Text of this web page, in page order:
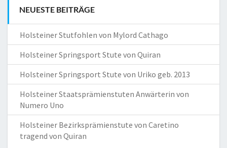
NEUESTE BEITRÄGE
Holsteiner Stutfohlen von Mylord Cathago
Holsteiner Springsport Stute von Quiran
Holsteiner Springsport Stute von Uriko geb. 2013
Holsteiner Staatsprämienstuten Anwärterin von
Numero Uno
Holsteiner Bezirksprämienstute von Caretino
tragend von Quiran